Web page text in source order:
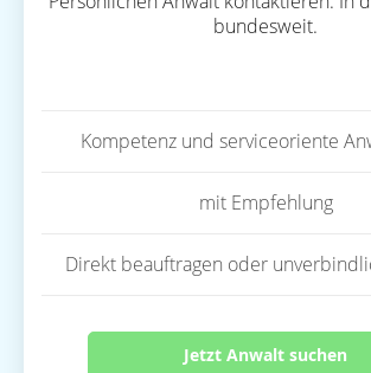
bundesweit.
Kompetenz und serviceoriente
mit Empfehlung
Direkt beauftragen oder
Jetzt Anwalt suchen